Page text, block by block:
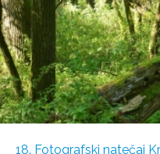
18. Fotografski natečaj